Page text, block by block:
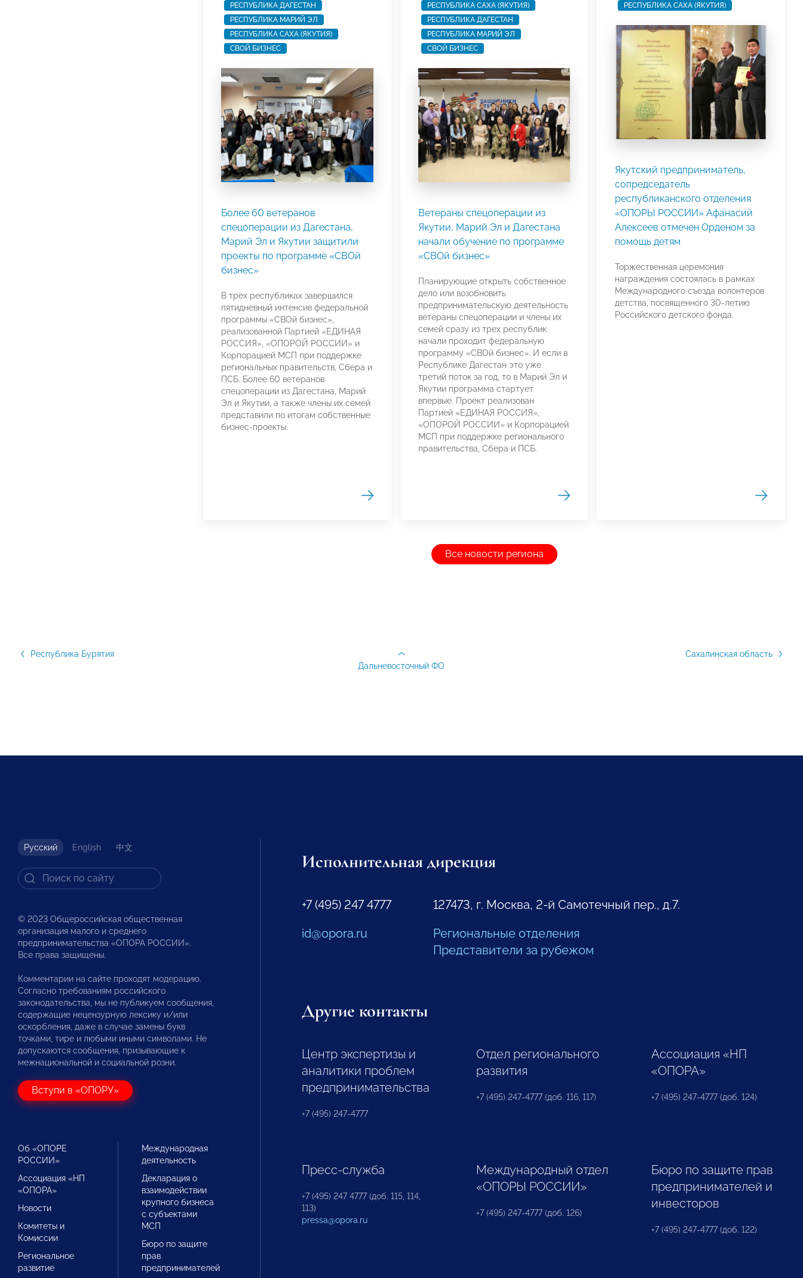
РЕСПУБЛИКА ДАГЕСТАН
РЕСПУБЛИКА МАРИЙ ЭЛ
РЕСПУБЛИКА САХА (ЯКУТИЯ)
СВОЙ БИЗНЕС
Более 60 ветеранов
спецоперации из Дагестана,
Марий Эл и Якутии защитили
проекты по программе «СВОй
бизнес»
В трех республиках завершился
пятидневный интенсив федеральной
программы «СВОй бизнес»,
реализованной Партией «ЕДИНАЯ
РОССИЯ», «ОПОРОЙ РОССИИ» и
Корпорацией МСП при поддержке
региональных правительств, Сбера и
ПСБ. Более 60 ветеранов
спецоперации из Дагестана, Марий
Эл и Якутии, а также члены их семей
представили по итогам собственные
бизнес-проекты.
РЕСПУБЛИКА САХА (ЯКУТИЯ)
РЕСПУБЛИКА ДАГЕСТАН
РЕСПУБЛИКА МАРИЙ ЭЛ
СВОЙ БИЗНЕС
Ветераны спецоперации из
Якутии, Марий Эл и Дагестана
начали обучение по программе
«СВОй бизнес»
Планирующие открыть собственное
дело или возобновить
предпринимательскую деятельность
ветераны спецоперации и члены их
семей сразу из трех республик
начали проходит федеральную
программу «СВОй бизнес». И если в
Республике Дагестан это уже
третий поток за год, то в Марий Эл и
Якутии программа стартует
впервые. Проект реализован
Партией «ЕДИНАЯ РОССИЯ»,
«ОПОРОЙ РОССИИ» и Корпорацией
МСП при поддержке регионального
правительства, Сбера и ПСБ.
РЕСПУБЛИКА САХА (ЯКУТИЯ)
Якутский предприниматель,
сопредседатель
республиканского отделения
«ОПОРЫ РОССИИ» Афанасий
Алексеев отмечен Орденом за
помощь детям
Торжественная церемония
награждения состоялась в рамках
Международного съезда волонтеров
детства, посвященного 30-летию
Российского детского фонда.
Все новости региона
Республика Бурятия
Сахалинская область
Дальневосточный ФО
Русский English 中文
© 2023 Общероссийская общественная
организация малого и среднего
предпринимательства «ОПОРА РОССИИ».
Все права защищены.
Комментарии на сайте проходят модерацию.
Согласно требованиям российского
законодательства, мы не публикуем сообщения,
содержащие нецензурную лексику и/или
оскорбления, даже в случае замены букв
точками, тире и любыми иными символами. Не
допускаются сообщения, призывающие к
межнациональной и социальной розни.
Вступи в «ОПОРУ»
Об «ОПОРЕ
РОССИИ»
Ассоциация «НП
«ОПОРА»
Новости
Комитеты и
Комиссии
Региональное
развитие
Международная
деятельность
Декларация о
взаимодействии
крупного бизнеса
с субъектами
МСП
Бюро по защите
прав
предпринимателей
Исполнительная дирекция
+7 (495) 247 4777
id@opora.ru
127473, г. Москва, 2-й Самотечный пер., д.7.
Региональные отделения
Представители за рубежом
Другие контакты
Центр экспертизы и
аналитики проблем
предпринимательства
+7 (495) 247-4777
Отдел регионального
развития
+7 (495) 247-4777 (доб. 116, 117)
Ассоциация «НП
«ОПОРА»
+7 (495) 247-4777 (доб. 124)
Пресс-служба
+7 (495) 247 4777 (доб. 115, 114,
113)
pressa@opora.ru
Международный отдел
«ОПОРЫ РОССИИ»
+7 (495) 247-4777 (доб. 126)
Бюро по защите прав
предпринимателей и
инвесторов
+7 (495) 247-4777 (доб. 122)